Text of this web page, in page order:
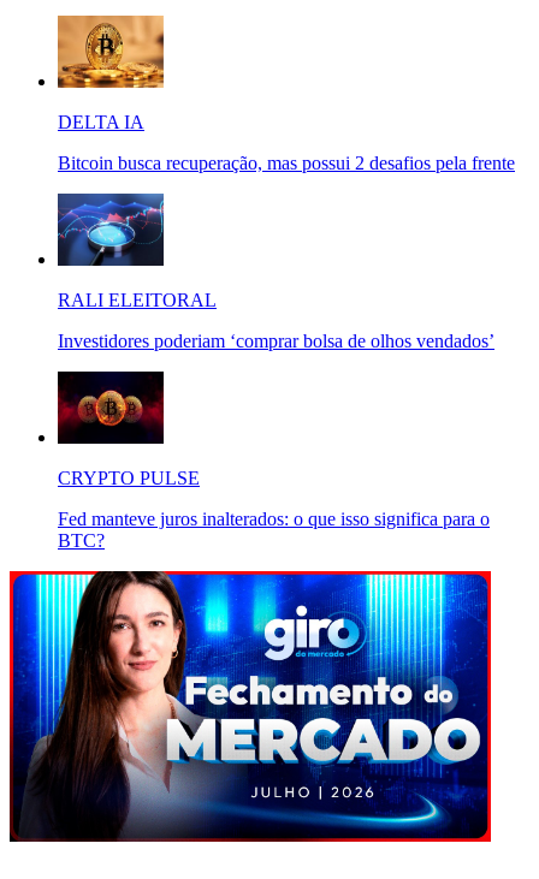
DELTA IA
Bitcoin busca recuperação, mas possui 2 desafios pela frente
RALI ELEITORAL
Investidores poderiam ‘comprar bolsa de olhos vendados’
CRYPTO PULSE
Fed manteve juros inalterados: o que isso significa para o
BTC?